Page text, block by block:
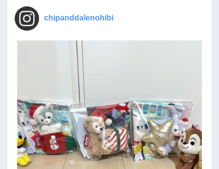
chipanddalenohibi